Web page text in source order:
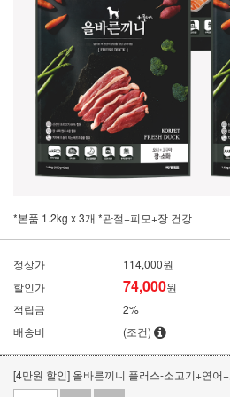
*본품 1.2kg x 3개 *관절+피모+장 건강
정상가
114,000원
할인가
74,000원
적립금
2%
배송비
(조건)
[4만원 할인] 올바른끼니 플러스-소고기+연어